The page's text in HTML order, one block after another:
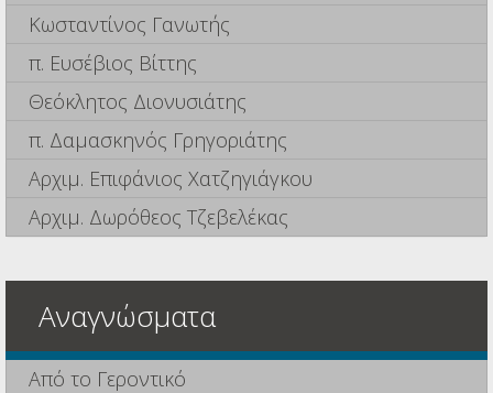
Κωσταντίνος Γανωτής
π. Ευσέβιος Βίττης
Θεόκλητος Διονυσιάτης
π. Δαμασκηνός Γρηγοριάτης
Αρχιμ. Επιφάνιος Χατζηγιάγκου
Αρχιμ. Δωρόθεος Τζεβελέκας
Αναγνώσματα
Από το Γεροντικό